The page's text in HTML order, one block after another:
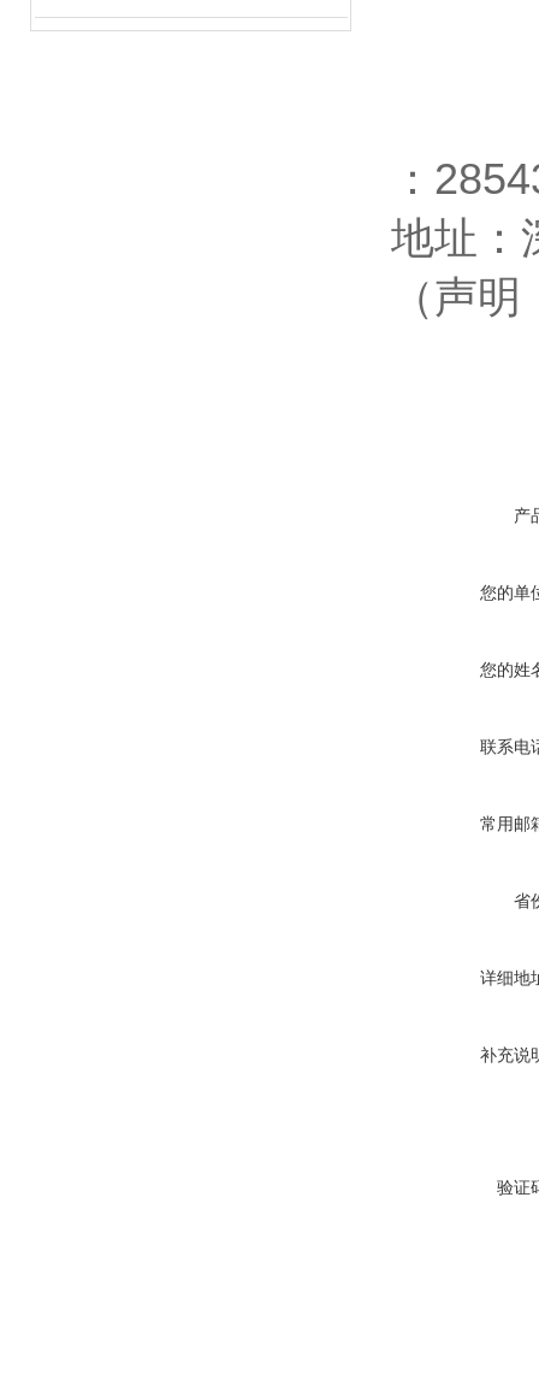
：
地址：
（声
产
您的单
您的姓
联系电
常用邮
省
详细地
补充说
验证